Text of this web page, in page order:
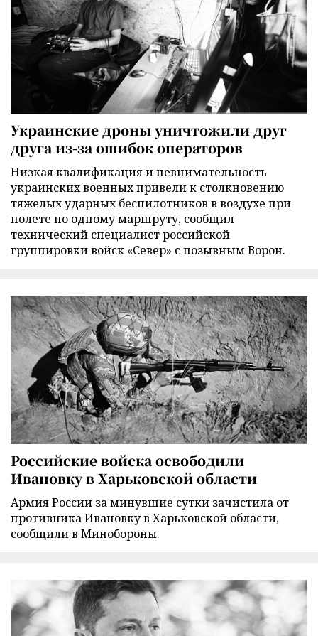
Украинские дроны уничтожили друг
друга из-за ошибок операторов
Низкая квалификация и невнимательность
украинских военных привели к столкновению
тяжелых ударных беспилотников в воздухе при
полете по одному маршруту, сообщил
технический специалист российской
группировки войск «Север» с позывным Ворон.
Российские войска освободили
Ивановку в Харьковской области
Армия России за минувшие сутки зачистила от
противника Ивановку в Харьковской области,
сообщили в Минобороны.